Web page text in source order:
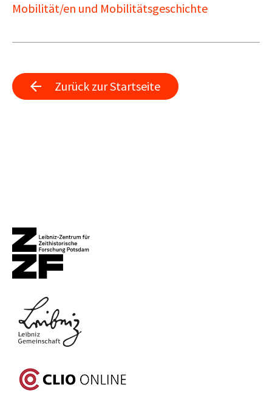
Mobilität/en und Mobilitätsgeschichte
Zurück zur Startseite